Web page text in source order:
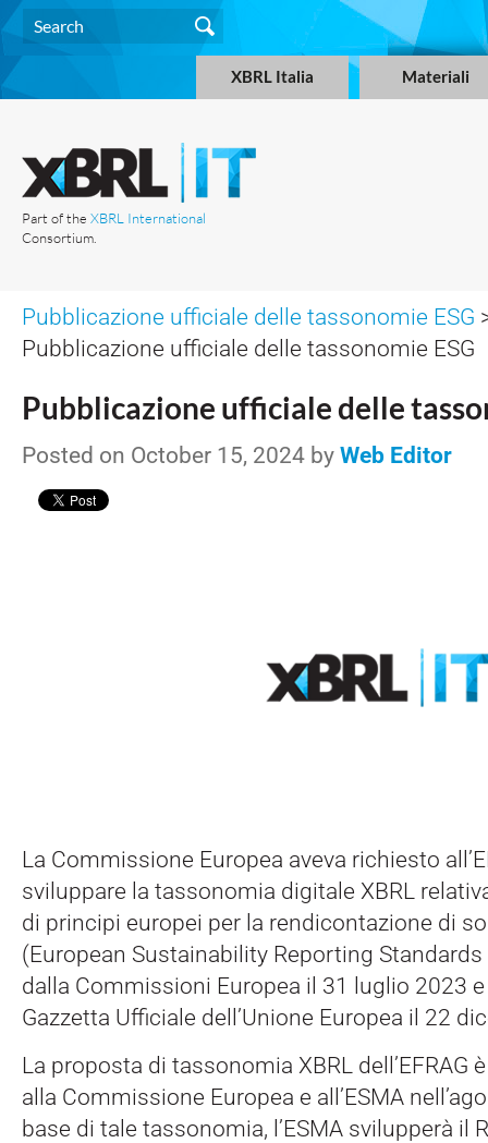
XBRL Italia Materiali
Part of the XBRL International
Consortium.
Pubblicazione ufficiale delle tassonomie ESG
Pubblicazione ufficiale delle tassonomie ESG
Pubblicazione ufficiale delle
Posted on October 15, 2024 by Web Editor
La Commissione Europea aveva richiesto
sviluppare la tassonomia digitale XBRL
di principi europei per la rendicontazione di
(European Sustainability Reporting
dalla Commissioni Europea il 31 luglio 2023
Gazzetta Ufficiale dell’Unione Europea il 22
La proposta di tassonomia XBRL dell’EFRAG
alla Commissione Europea e all’ESMA
base di tale tassonomia, l’ESMA svilupperà il